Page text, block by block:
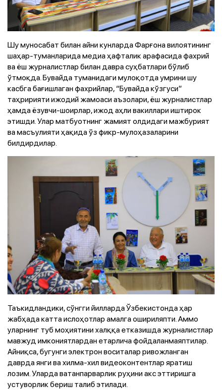
Шу муносабат билан айни кунларда Фарғона вилоятининг
шаҳар-туманларида медиа ҳафталик арафасида фахрий
ва ёш журналистлар билан давра суҳбатлари бўлиб
ўтмоқда. Бувайда туманидаги мулоқотда умрини шу
касбга бағишлаган фахрийлар, “Бувайда кўзгуси”
таҳририяти ижодий жамоаси аъзолари, ёш журналистлар
ҳамда ёзувчи-шоирлар, ижод аҳли вакиллари иштирок
этишди. Улар матбуотнинг жамият олдидаги мажбурият
ва масъулияти ҳақида ўз фикр-мулоҳазаларини
билдирдилар.
Таъкидландики, сўнгги йилларда Ўзбекистонда ҳар
жабҳада катта ислоҳотлар амалга ошириляпти. Аммо
уларнинг туб моҳиятини халққа етказишда журналистлар
мавжуд имкониятлардан етарлича фойдаланмаяптилар.
Айниқса, бугунги электрон воситалар ривожланган
даврда янги ва хилма-хил видеоконтентлар яратиш
лозим. Уларда ватанпарварлик руҳини акс эттиришга
устуворлик бериш талиб этилади.